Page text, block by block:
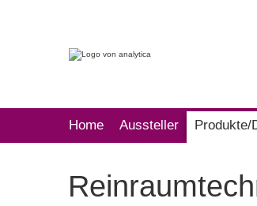
Home Aussteller Produkte/